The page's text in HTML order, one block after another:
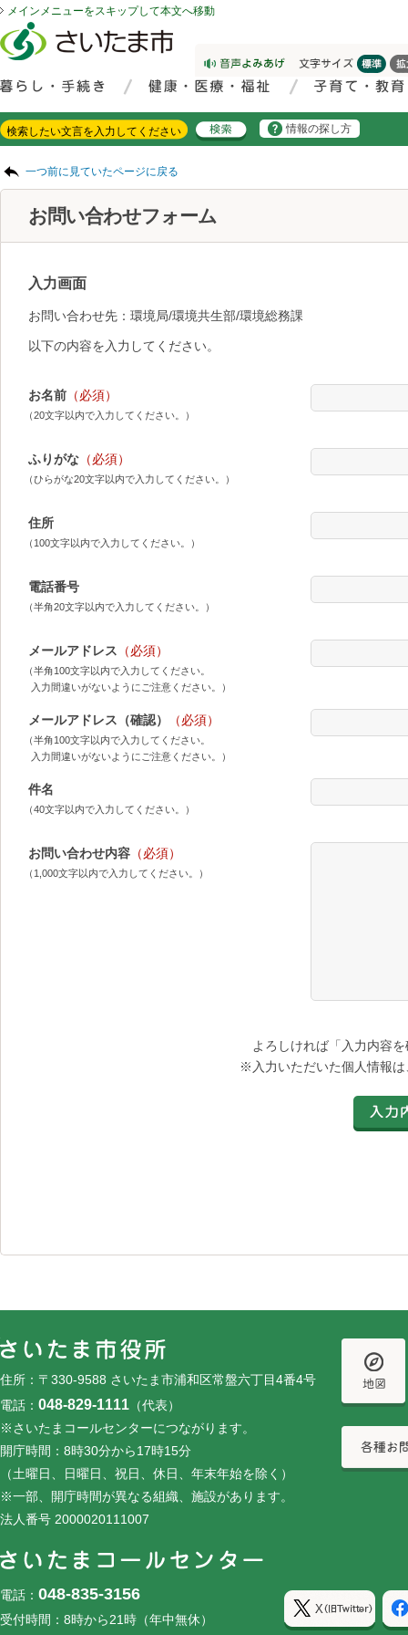
メインメニューをスキップして本文へ移動
情報の探し方
一つ前に見ていたページに戻る
お問い合わせフォーム
入力画面
お問い合わせ先：環境局/環境共生部/環境総務課
以下の内容を入力してください。
お名前 （必須）
（20文字以内で入力してください。）
ふりがな （必須）
（ひらがな20文字以内で入力してください。）
住所
（100文字以内で入力してください。）
電話番号
（半角20文字以内で入力してください。）
メールアドレス （必須）
（半角100文字以内で入力してください。
入力間違いがないようにご注意ください。）
メールアドレス（確認） （必須）
（半角100文字以内で入力してください。
入力間違いがないようにご注意ください。）
件名
（40文字以内で入力してください。）
お問い合わせ内容 （必須）
（1,000文字以内で入力してください。）
よろしければ「入力内容
※入力いただいた個人情報
住所：〒330-9588 さいたま市浦和区常盤六丁目4番4号
電話： 048-829-1111 （代表）
※さいたまコールセンターにつながります。
開庁時間：8時30分から17時15分
（土曜日、日曜日、祝日、休日、年末年始を除く）
※一部、開庁時間が異なる組織、施設があります。
法人番号 2000020111007
電話： 048-835-3156
受付時間：8時から21時（年中無休）